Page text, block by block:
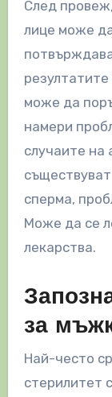
След
лице може
може да
намери
случаите на
сперма,
Може да се
лекарства.
за
Най-често
стерилитет